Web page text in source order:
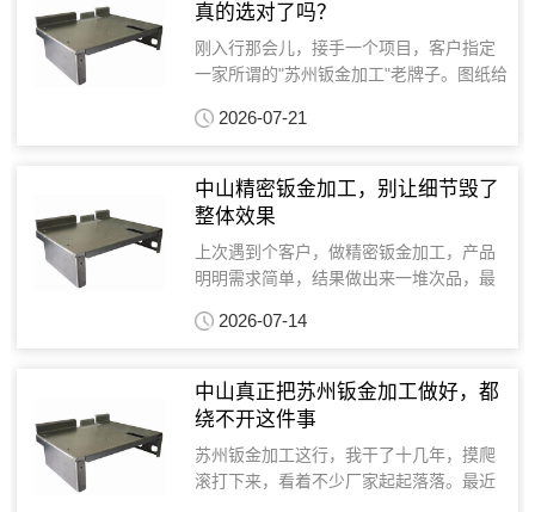
真的选对了吗？
刚入行那会儿，接手一个项目，客户指定
一家所谓的"苏州钣金加工"老牌子。图纸给
该没问题。结果呢？一堆次品回来，要么
脚，我看着图纸和...
2026-07-21
中山精密钣金加工，别让细节毁了
整体效果
上次遇到个客户，做精密钣金加工，产品
明明需求简单，结果做出来一堆次品，最
儿让我琢磨了很久，精密钣金加工，看似
的技术要求高。苏州钣...
2026-07-14
中山真正把苏州钣金加工做好，都
绕不开这件事
苏州钣金加工这行，我干了十几年，摸爬
滚打下来，看着不少厂家起起落落。最近